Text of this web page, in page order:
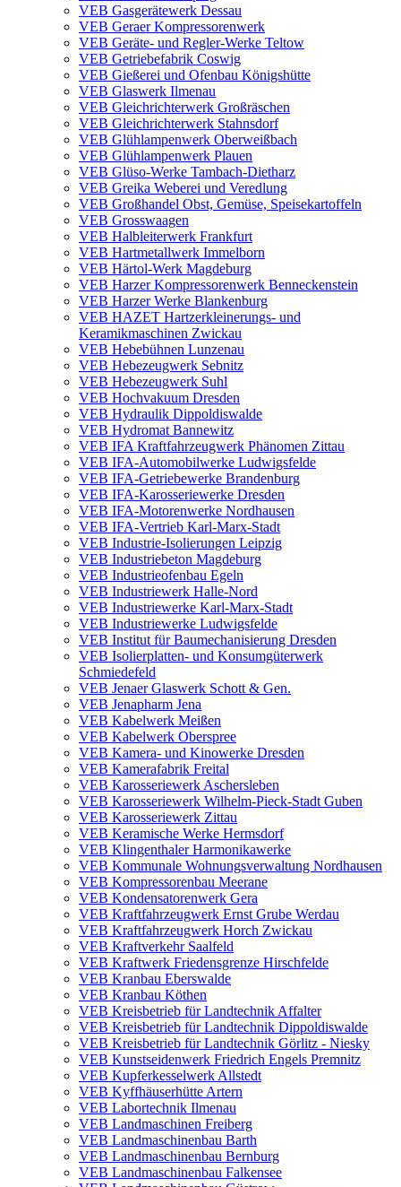
VEB Gasgerätewerk Dessau
VEB Geraer Kompressorenwerk
VEB Geräte- und Regler-Werke Teltow
VEB Getriebefabrik Coswig
VEB Gießerei und Ofenbau Königshütte
VEB Glaswerk Ilmenau
VEB Gleichrichterwerk Großräschen
VEB Gleichrichterwerk Stahnsdorf
VEB Glühlampenwerk Oberweißbach
VEB Glühlampenwerk Plauen
VEB Glüso-Werke Tambach-Dietharz
VEB Greika Weberei und Veredlung
VEB Großhandel Obst, Gemüse, Speisekartoffeln
VEB Grosswaagen
VEB Halbleiterwerk Frankfurt
VEB Hartmetallwerk Immelborn
VEB Härtol-Werk Magdeburg
VEB Harzer Kompressorenwerk Benneckenstein
VEB Harzer Werke Blankenburg
VEB HAZET Hartzerkleinerungs- und
Keramikmaschinen Zwickau
VEB Hebebühnen Lunzenau
VEB Hebezeugwerk Sebnitz
VEB Hebezeugwerk Suhl
VEB Hochvakuum Dresden
VEB Hydraulik Dippoldiswalde
VEB Hydromat Bannewitz
VEB IFA Kraftfahrzeugwerk Phänomen Zittau
VEB IFA-Automobilwerke Ludwigsfelde
VEB IFA-Getriebewerke Brandenburg
VEB IFA-Karosseriewerke Dresden
VEB IFA-Motorenwerke Nordhausen
VEB IFA-Vertrieb Karl-Marx-Stadt
VEB Industrie-Isolierungen Leipzig
VEB Industriebeton Magdeburg
VEB Industrieofenbau Egeln
VEB Industriewerk Halle-Nord
VEB Industriewerke Karl-Marx-Stadt
VEB Industriewerke Ludwigsfelde
VEB Institut für Baumechanisierung Dresden
VEB Isolierplatten- und Konsumgüterwerk
Schmiedefeld
VEB Jenaer Glaswerk Schott & Gen.
VEB Jenapharm Jena
VEB Kabelwerk Meißen
VEB Kabelwerk Oberspree
VEB Kamera- und Kinowerke Dresden
VEB Kamerafabrik Freital
VEB Karosseriewerk Aschersleben
VEB Karosseriewerk Wilhelm-Pieck-Stadt Guben
VEB Karosseriewerk Zittau
VEB Keramische Werke Hermsdorf
VEB Klingenthaler Harmonikawerke
VEB Kommunale Wohnungsverwaltung Nordhausen
VEB Kompressorenbau Meerane
VEB Kondensatorenwerk Gera
VEB Kraftfahrzeugwerk Ernst Grube Werdau
VEB Kraftfahrzeugwerk Horch Zwickau
VEB Kraftverkehr Saalfeld
VEB Kraftwerk Friedensgrenze Hirschfelde
VEB Kranbau Eberswalde
VEB Kranbau Köthen
VEB Kreisbetrieb für Landtechnik Affalter
VEB Kreisbetrieb für Landtechnik Dippoldiswalde
VEB Kreisbetrieb für Landtechnik Görlitz - Niesky
VEB Kunstseidenwerk Friedrich Engels Premnitz
VEB Kupferkesselwerk Allstedt
VEB Kyffhäuserhütte Artern
VEB Labortechnik Ilmenau
VEB Landmaschinen Freiberg
VEB Landmaschinenbau Barth
VEB Landmaschinenbau Bernburg
VEB Landmaschinenbau Falkensee